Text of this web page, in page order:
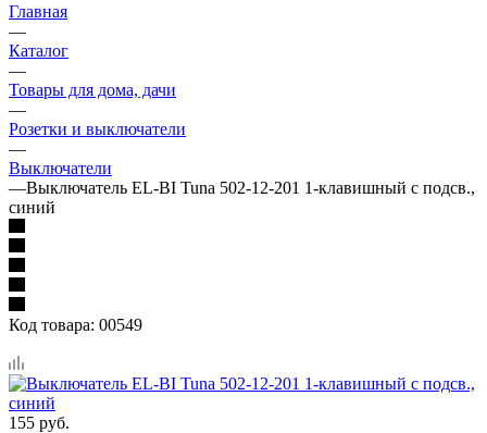
Главная
—
Каталог
—
Товары для дома, дачи
—
Розетки и выключатели
—
Выключатели
—Выключатель EL-BI Tuna 502-12-201 1-клавишный с подсв.,
синий
Код товара: 00549
155 руб.